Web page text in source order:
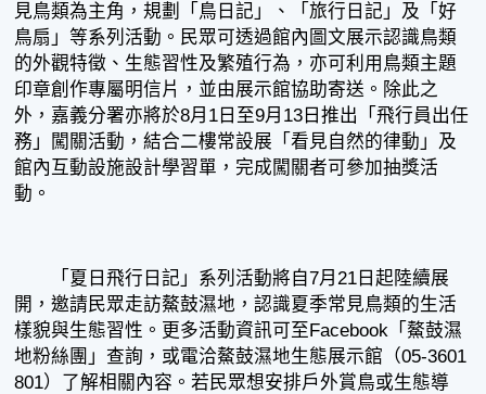
見鳥類為主角，規劃「鳥日記」、「旅行日記」及「好
鳥扇」等系列活動。民眾可透過館內圖文展示認識鳥類
的外觀特徵、生態習性及繁殖行為，亦可利用鳥類主題
印章創作專屬明信片，並由展示館協助寄送。除此之
外，嘉義分署亦將於8月1日至9月13日推出「飛行員出任
務」闖關活動，結合二樓常設展「看見自然的律動」及
館內互動設施設計學習單，完成闖關者可參加抽獎活
動。
「夏日飛行日記」系列活動將自7月21日起陸續展
開，邀請民眾走訪鰲鼓濕地，認識夏季常見鳥類的生活
樣貌與生態習性。更多活動資訊可至Facebook「鰲鼓濕
地粉絲團」查詢，或電洽鰲鼓濕地生態展示館（05-3601
801）了解相關內容。若民眾想安排戶外賞鳥或生態導